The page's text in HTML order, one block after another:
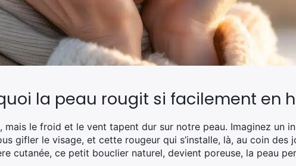
la peau rougit si facilement en
mais le froid et le vent tapent dur sur notre peau. Imaginez un
gifler le visage, et cette rougeur qui s’installe, là, au coin des
cutanée, ce petit bouclier naturel, devient poreuse, la peau